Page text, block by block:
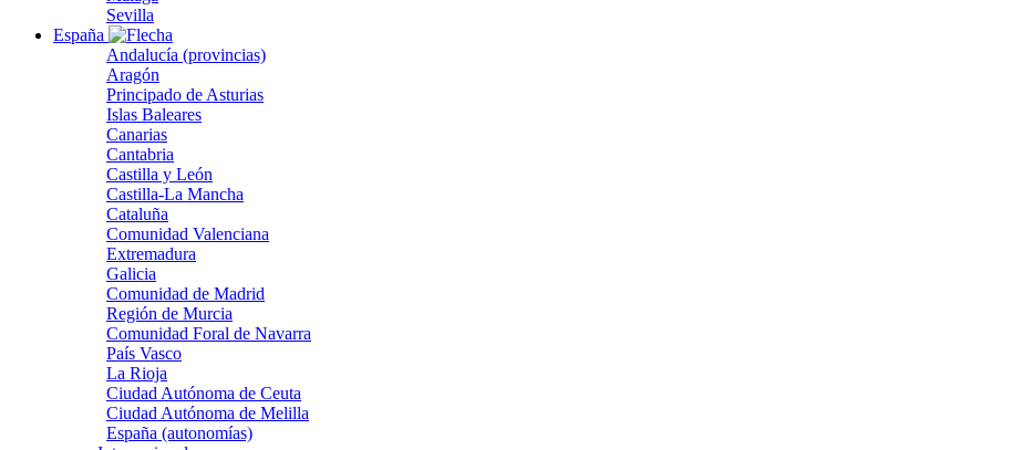
Sevilla
España
Andalucía (provincias)
Aragón
Principado de Asturias
Islas Baleares
Canarias
Cantabria
Castilla y León
Castilla-La Mancha
Cataluña
Comunidad Valenciana
Extremadura
Galicia
Comunidad de Madrid
Región de Murcia
Comunidad Foral de Navarra
País Vasco
La Rioja
Ciudad Autónoma de Ceuta
Ciudad Autónoma de Melilla
España (autonomías)